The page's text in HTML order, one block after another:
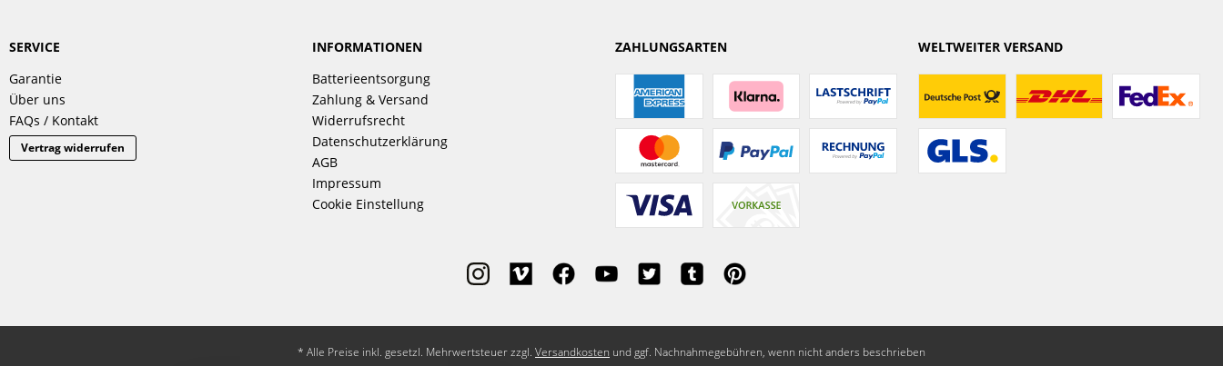
SERVICE
Garantie
Über uns
FAQs / Kontakt
Vertrag widerrufen
INFORMATIONEN
Batterieentsorgung
Zahlung & Versand
Widerrufsrecht
Datenschutzerklärung
AGB
Impressum
Cookie Einstellung
ZAHLUNGSARTEN WELTWEITER VERSAND
* Alle Preise inkl. gesetzl. Mehrwertsteuer zzgl. Versandkosten und ggf. Nachnahmegebühren, wenn nicht anders beschrieben